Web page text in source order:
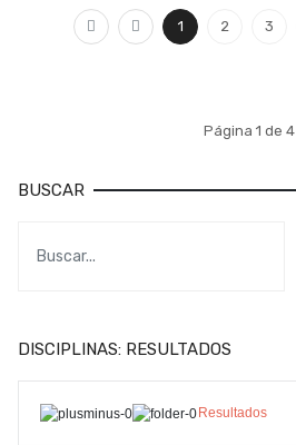
1 2 3
Página 1 de 4
BUSCAR
DISCIPLINAS: RESULTADOS
Resultados